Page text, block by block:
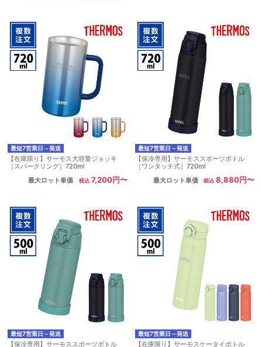
最短7営業日～発送
【在庫限り】サーモス大容量ジョッキ
［スパークリング］720ml
最大ロット単価
7,200円〜
最短7営業日～発送
【保冷専用】サーモススポーツボトル
［ワンタッチ式］720ml
最大ロット単価
8,880円〜
最短7営業日～発送
【保冷専用】サーモススポーツボトル
最短7営業日～発送
【在庫限り】サーモスケータイボトル